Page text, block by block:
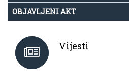
OBJAVLJENI AKT
Vijesti